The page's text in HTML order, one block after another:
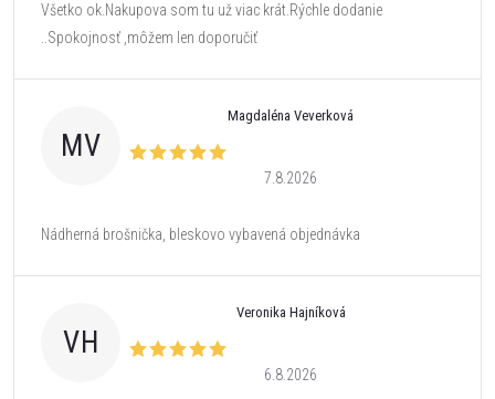
Všetko ok.Nakupova som tu už viac krát.Rýchle dodanie
..Spokojnosť ,môžem len doporučiť
MV
Magdaléna Veverková
7.8.2026
Nádherná brošnička, bleskovo vybavená objednávka
VH
Veronika Hajníková
6.8.2026